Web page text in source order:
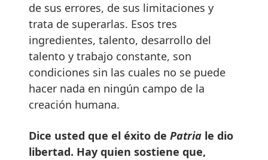
de sus errores, de sus limitaciones y
trata de superarlas. Esos tres
ingredientes, talento, desarrollo del
talento y trabajo constante, son
condiciones sin las cuales no se puede
hacer nada en ningún campo de la
creación humana.
Dice usted que el éxito de Patria le dio
libertad. Hay quien sostiene que,